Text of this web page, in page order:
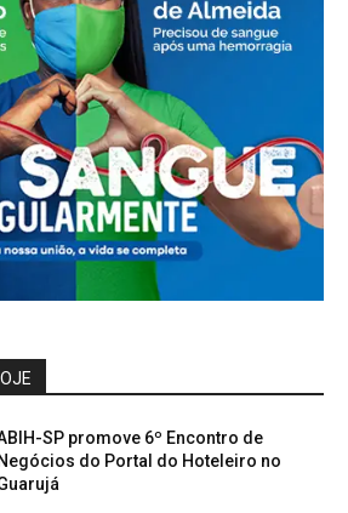
SP promove 6º Encontro de
Negócios do Portal do Hoteleiro no